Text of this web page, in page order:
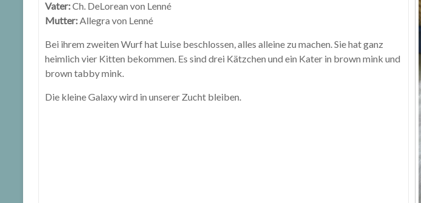
Vater:Ch. DeLorean von Lenné
Mutter:Allegra von Lenné
Bei ihrem zweiten Wurf hat Luise beschlossen, alles alleine zu machen. Sie hat ganz
heimlich vier Kitten bekommen. Es sind drei Kätzchen und ein Kater in brown mink und
brown tabby mink.
Die kleine Galaxy wird in unserer Zucht bleiben.